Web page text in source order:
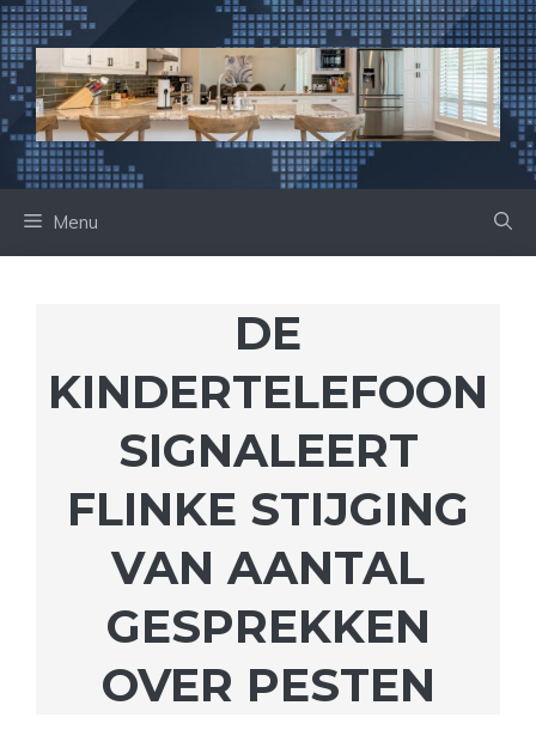
Ga
naar
de
inhoud
Menu
DE
KINDERTELEFOON
SIGNALEERT
FLINKE STIJGING
VAN AANTAL
GESPREKKEN
OVER PESTEN